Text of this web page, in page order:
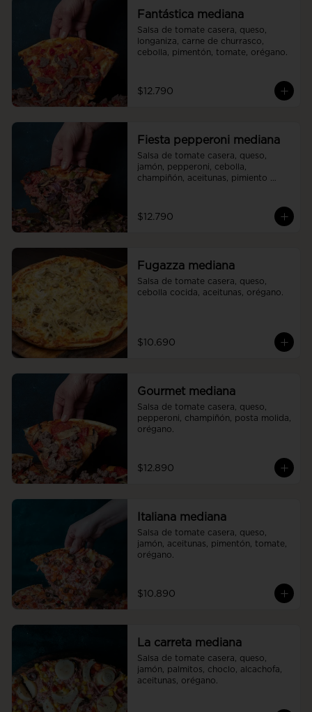
Fantástica mediana
Salsa de tomate casera, queso,
longaniza, carne de churrasco,
cebolla, pimentón, tomate, orégano.
$12.790
Fiesta pepperoni mediana
Salsa de tomate casera, queso,
jamón, pepperoni, cebolla,
champiñón, aceitunas, pimiento
$12.790
Fugazza mediana
Salsa de tomate casera, queso,
cebolla cocida, aceitunas, orégano.
$10.690
Gourmet mediana
Salsa de tomate casera, queso,
pepperoni, champiñón, posta molida,
orégano.
$12.890
Italiana mediana
Salsa de tomate casera, queso,
jamón, aceitunas, pimentón, tomate,
orégano.
$10.890
La carreta mediana
Salsa de tomate casera, queso,
jamón, palmitos, choclo, alcachofa,
aceitunas, orégano.